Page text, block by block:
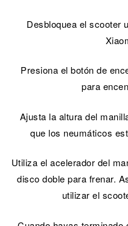
Desbloquea el scooter
Presiona el botón de
para
Ajusta la altura del
que los neumáticos
Utiliza el acelerador del
disco doble para frenar.
utilizar el